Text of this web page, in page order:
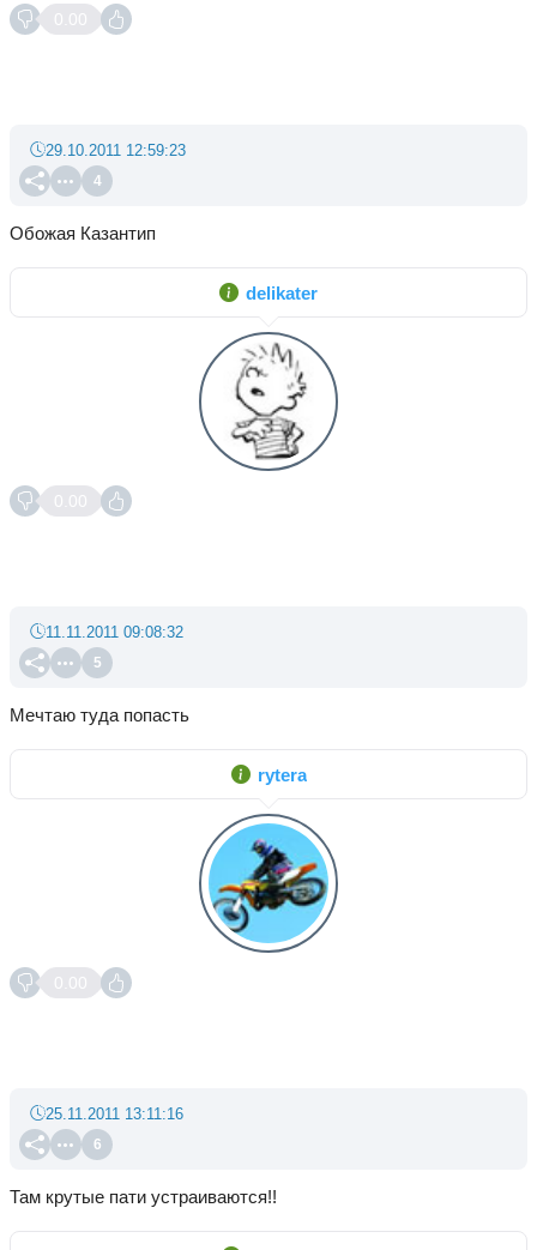
0.00
4
29.10.2011 12:59:23
Обожая Казантип
delikater
0.00
5
11.11.2011 09:08:32
Мечтаю туда попасть
rytera
0.00
6
25.11.2011 13:11:16
Там крутые пати устраиваются!!